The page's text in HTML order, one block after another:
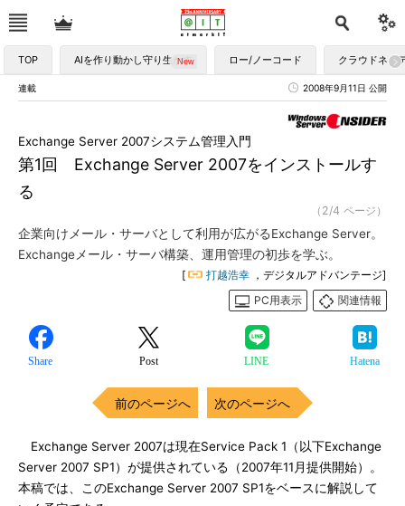
TOP AIを作り動かし守り生かす ロー/ノーコード クラウドネイ
連載 2008年9月11日 公開
第1回 Exchange Server 2007をインストールす
る
Exchange Server 2007システム管理入門
（2/4 ページ）
企業向けメール・サーバとして利用が広がるExchange Server。
Exchangeメール・サーバ構築、運用管理の初歩を学ぶ。
[ 打越浩幸 ，デジタルアドバンテージ]
PC用表示
関連情報
Share Post LINE Hatena
前のページへ 次のページへ
Exchange Server 2007は現在Service Pack 1（以下Exchange
Server 2007 SP1）が提供されている（2007年11月提供開始）。
本稿では、このExchange Server 2007 SP1をベースに解説して